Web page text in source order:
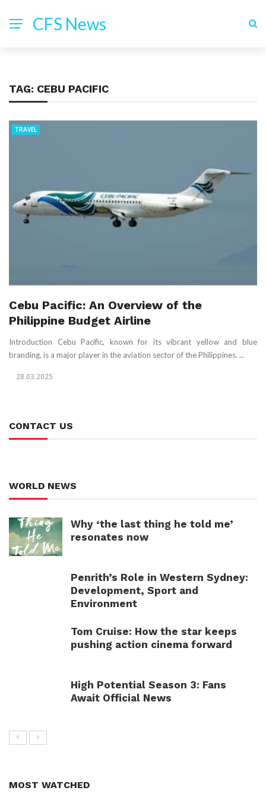
CFS News
TAG: CEBU PACIFIC
TRAVEL
Cebu Pacific: An Overview of the
Philippine Budget Airline
Introduction Cebu Pacific, known for its vibrant yellow and blue
branding, is a major player in the aviation sector of the Philippines. ...
28.03.2025
CONTACT US
WORLD NEWS
Why ‘the last thing he told me’
resonates now
Penrith’s Role in Western Sydney:
Development, Sport and
Environment
Tom Cruise: How the star keeps
pushing action cinema forward
High Potential Season 3: Fans
Await Official News
MOST WATCHED